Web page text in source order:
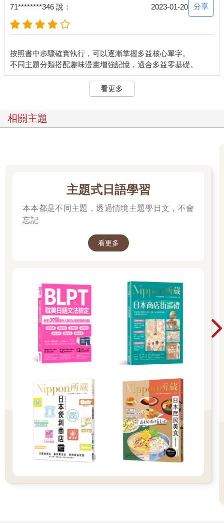
71********346 說： 2023-01-20 分享
按照書中步驟確實執行，可以逐漸掌握多益核心單字。
看更多
相關主題
主題式日語學習
本本都是不同主題，透過情境主題學日文，不會
忘記
看更多